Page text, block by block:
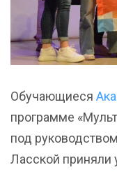
Обучающиеся
программе
под
Ласской приняли